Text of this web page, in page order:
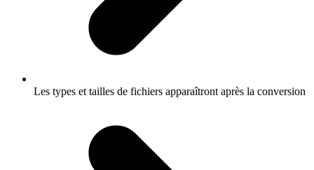
Les types et tailles de fichiers apparaîtront après la conversion